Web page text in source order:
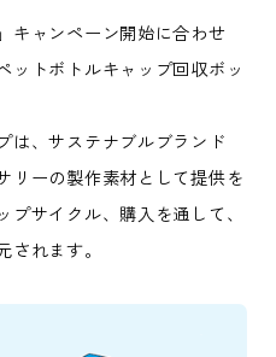
キャンペーン開始に合わせ
ットボトルキャップ回収ボッ
は、サステナブルブランド
リーの製作素材として提供を
サイクル、購入を通して、
れます。